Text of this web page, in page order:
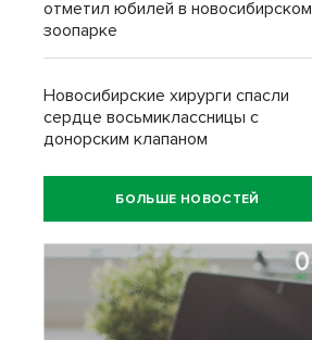
отметил юбилей в новосибирском
зоопарке
Новосибирские хирурги спасли
сердце восьмиклассницы с
донорским клапаном
БОЛЬШЕ НОВОСТЕЙ